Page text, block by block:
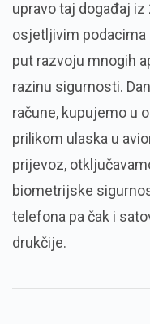
upravo taj događaj
osjetljivim podacima
put razvoju mnogih
razinu sigurnosti.
račune, kupujemo u
prilikom ulaska u
prijevoz,
biometrijske
telefona pa čak i
drukčije.